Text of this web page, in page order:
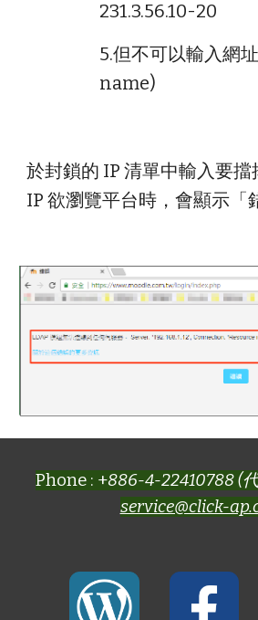
231.3.56.10-20
5.但不可以輸入網
name)
於封鎖的 IP 清單中輸入要
IP 欲瀏覽平台時，會顯示「
Phone : +886-4-22410788 (
service@click-